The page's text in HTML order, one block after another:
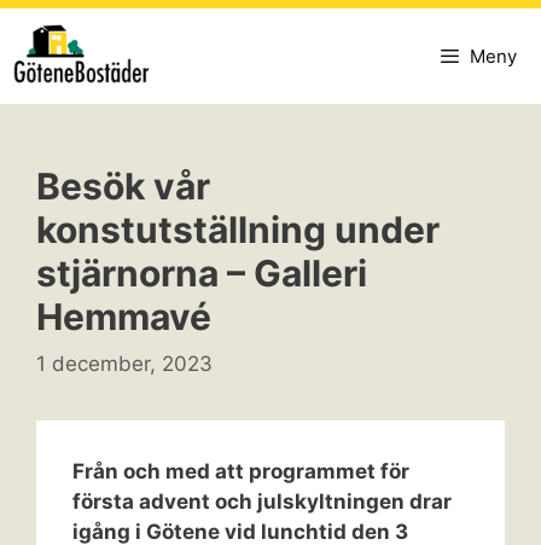
Hoppa
innehåll
Meny
Besök vår
konstutställning under
stjärnorna – Galleri
Hemmavé
1 december, 2023
Från och med att programmet för
första advent och julskyltningen drar
igång i Götene vid lunchtid den 3